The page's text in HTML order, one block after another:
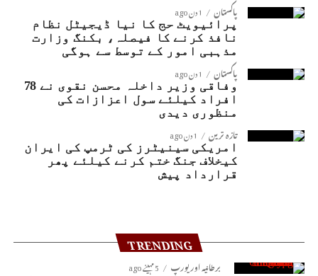
پاکستان 1 دن ago
پرائیویٹ حج کا نیا ڈیجیٹل نظام
نافذ کرنے کا فیصلہ، بکنگ وزارت
مذہبی امور کے توسط سے ہوگی
پاکستان 1 دن ago
وفاقی وزیر داخلہ محسن نقوی نے 78
افراد کیلئے سول اعزازات کی
منظوری دیدی
تازہ ترین 1 دن ago
امریکی سینیٹرز کی ٹرمپ کی ایران
کیخلاف جنگ ختم کرنے کیلئے پھر
قرارداد پیش
TRENDING
برطانیہ اور یورپ 5 مہینے ago